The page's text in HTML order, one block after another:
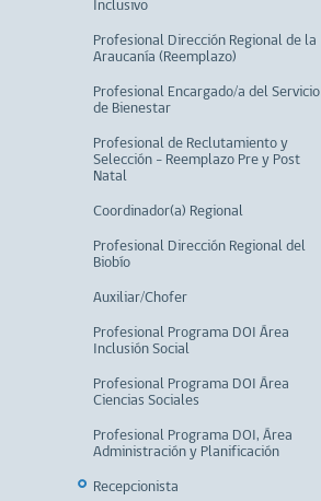
Inclusivo
Profesional Dirección Regional de la
Araucanía (Reemplazo)
Profesional Encargado/a del Servicio
de Bienestar
Profesional de Reclutamiento y
Selección - Reemplazo Pre y Post
Natal
Coordinador(a) Regional
Profesional Dirección Regional del
Biobío
Auxiliar/Chofer
Profesional Programa DOI Área
Inclusión Social
Profesional Programa DOI Área
Ciencias Sociales
Profesional Programa DOI, Área
Administración y Planificación
Recepcionista